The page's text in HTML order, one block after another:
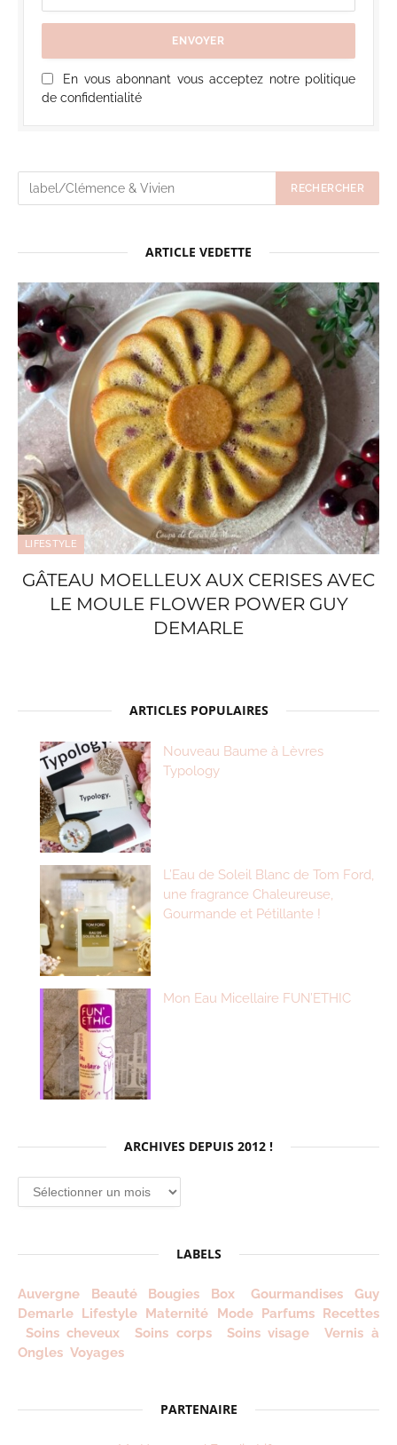
En vous abonnant vous acceptez notre politique
de confidentialité
ARTICLE VEDETTE
LIFESTYLE
GÂTEAU MOELLEUX AUX CERISES AVEC
LE MOULE FLOWER POWER GUY
DEMARLE
ARTICLES POPULAIRES
Nouveau Baume à Lèvres
Typology
L’Eau de Soleil Blanc de Tom Ford,
une fragrance Chaleureuse,
Gourmande et Pétillante !
Mon Eau Micellaire FUN’ETHIC
ARCHIVES DEPUIS 2012 !
Archives
depuis
LABELS
Auvergne Beauté Bougies Box Gourmandises
Guy
Demarle Lifestyle Maternité Mode Parfums Recettes
Soins cheveux
Soins corps Soins visage
Vernis à
Ongles Voyages
PARTENAIRE